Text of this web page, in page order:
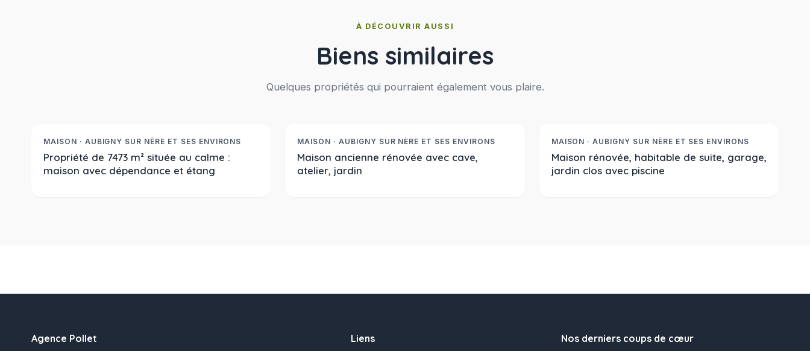
À DÉCOUVRIR AUSSI
Biens similaires
Quelques propriétés qui pourraient également vous plaire.
NOUVEAUTE
MAISON · AUBIGNY SUR NÈRE ET SES ENVIRONS
Propriété de 7473 m² située au calme :
maison avec dépendance et étang
NOUVEAUTE
MAISON · AUBIGNY SUR NÈRE ET SES ENVIRONS
Maison ancienne rénovée avec cave,
atelier, jardin
NOUVEAUTE
MAISON · AUBIGNY SUR NÈRE ET SES ENVIRONS
Maison rénovée, habitable de suite, garage,
jardin clos avec piscine
Agence Pollet Liens Nos derniers coups de cœur